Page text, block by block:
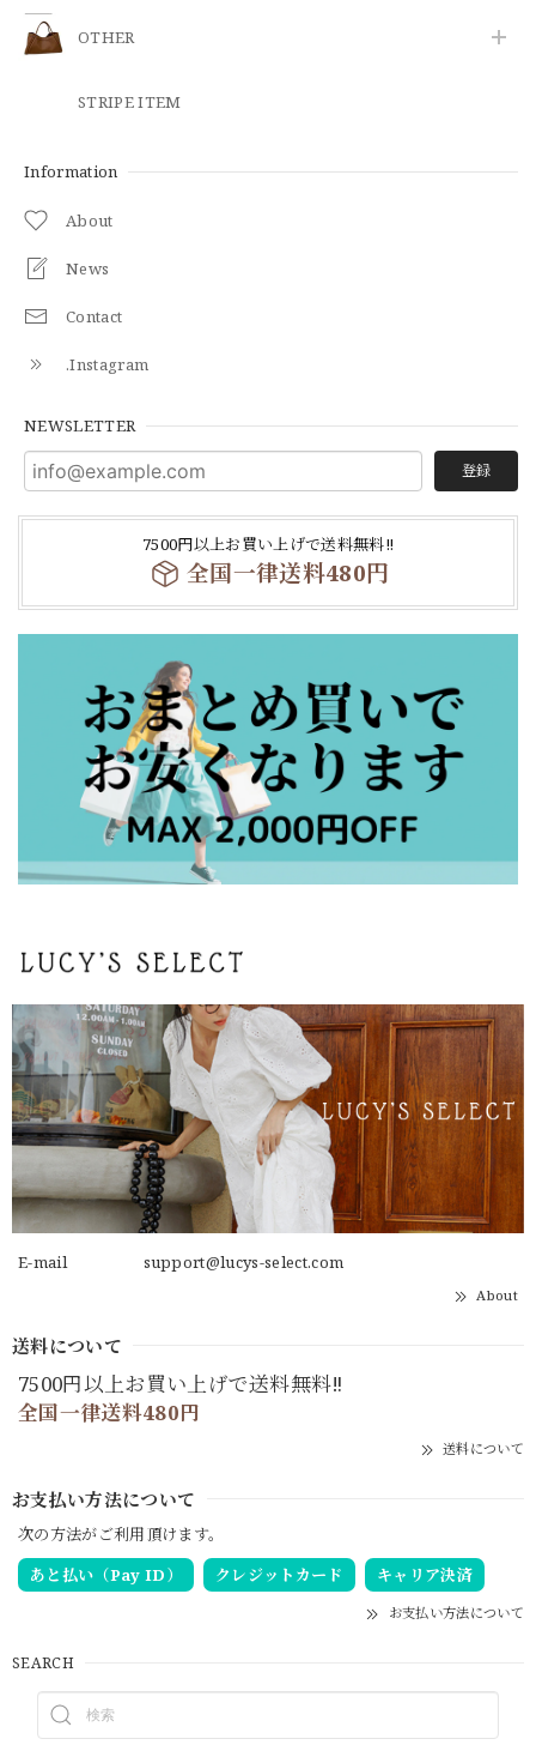
OTHER
STRIPE ITEM
Information
About
News
Contact
.Instagram
NEWSLETTER
登録
7500円以上お買い上げで送料無料‼
全国一律送料480円
E-mail support@lucys-select.com
About
送料について
7500円以上お買い上げで送料無料‼
全国一律送料480円
送料について
お支払い方法について
次の方法がご利用頂けます。
あと払い（Pay ID）
クレジットカード キャリア決済
お支払い方法について
SEARCH